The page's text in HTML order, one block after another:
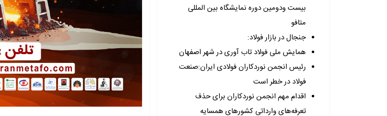
بیست ودومین دوره نمایشگاه بین المللی
متافو
جنجال در بازار فولاد:
همایش ملی فولاد تاب آوری در شهر اصفهان
رئیس انجمن نوردکاران فولادی ایران:صنعت
فولاد در خطر است
اقدام مهم انجمن نوردکاران برای حذف
تعرفه‌های وارداتی کشورهای همسایه